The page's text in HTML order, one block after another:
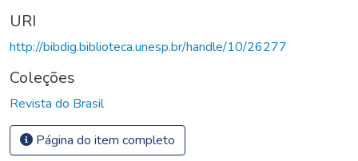
URI
http://bibdig.biblioteca.unesp.br/handle/10/26277
Coleções
Revista do Brasil
Página do item completo